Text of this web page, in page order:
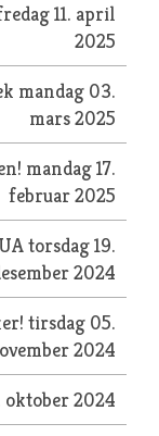
11. april
2025
mandag 03.
mars 2025
mandag 17.
februar 2025
torsdag 19.
2024
tirsdag 05.
2024
2024